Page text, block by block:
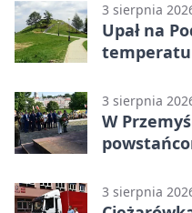
3 sierpnia
Upał na
3 sierpnia
W
3 sierpnia